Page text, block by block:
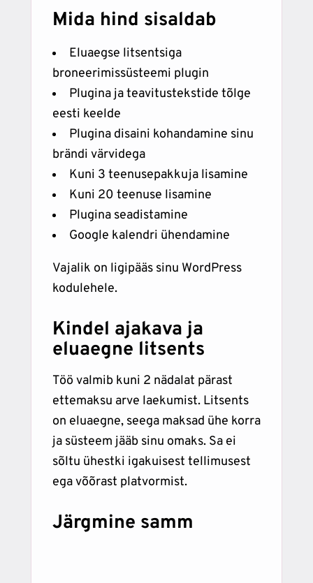
Mida hind sisaldab
Eluaegse litsentsiga
broneerimissüsteemi plugin
Plugina ja teavitustekstide tõlge
eesti keelde
Plugina disaini kohandamine sinu
brändi värvidega
Kuni 3 teenusepakkuja lisamine
Kuni 20 teenuse lisamine
Plugina seadistamine
Google kalendri ühendamine
Vajalik on ligipääs sinu WordPress
kodulehele.
Kindel ajakava ja
eluaegne litsents
Töö valmib kuni 2 nädalat pärast
ettemaksu arve laekumist. Litsents
on eluaegne, seega maksad ühe korra
ja süsteem jääb sinu omaks. Sa ei
sõltu ühestki igakuisest tellimusest
ega võõrast platvormist.
Järgmine samm